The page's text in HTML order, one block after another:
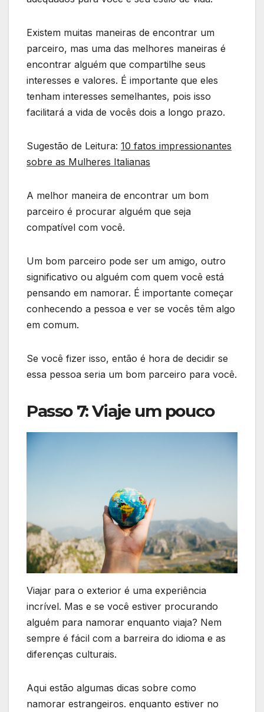
Existem muitas maneiras de encontrar um
parceiro, mas uma das melhores maneiras é
encontrar alguém que compartilhe seus
interesses e valores. É importante que eles
tenham interesses semelhantes, pois isso
facilitará a vida de vocês dois a longo prazo.
Sugestão de Leitura: 10 fatos impressionantes
sobre as Mulheres Italianas
A melhor maneira de encontrar um bom
parceiro é procurar alguém que seja
compatível com você.
Um bom parceiro pode ser um amigo, outro
significativo ou alguém com quem você está
pensando em namorar. É importante começar
conhecendo a pessoa e ver se vocês têm algo
em comum.
Se você fizer isso, então é hora de decidir se
essa pessoa seria um bom parceiro para você.
Passo 7: Viaje um pouco
Viajar para o exterior é uma experiência
incrível. Mas e se você estiver procurando
alguém para namorar enquanto viaja? Nem
sempre é fácil com a barreira do idioma e as
diferenças culturais.
Aqui estão algumas dicas sobre como
namorar estrangeiros. enquanto estiver no